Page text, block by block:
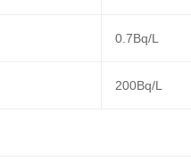
0.7Bq/L
200Bq/L